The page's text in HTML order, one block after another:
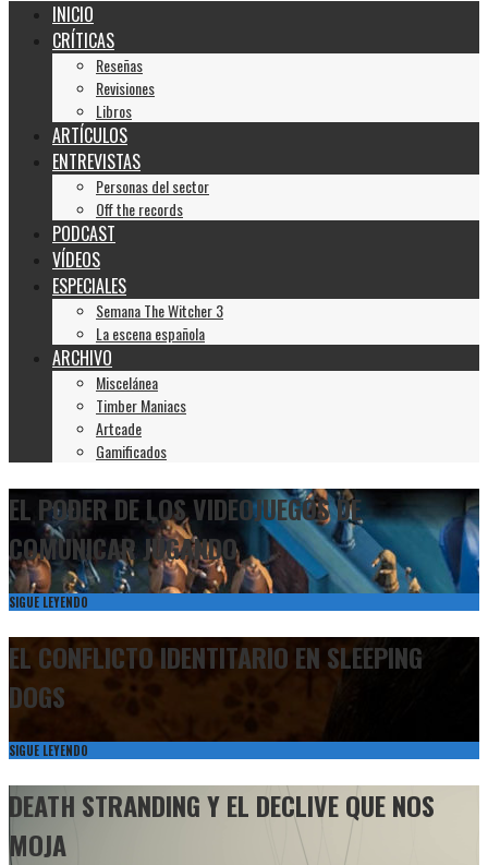
INICIO
CRÍTICAS
Reseñas
Revisiones
Libros
ARTÍCULOS
ENTREVISTAS
Personas del sector
Off the records
PODCAST
VÍDEOS
ESPECIALES
Semana The Witcher 3
La escena española
ARCHIVO
Miscelánea
Timber Maniacs
Artcade
Gamificados
EL PODER DE LOS VIDEOJUEGOS DE
COMUNICAR JUGANDO
SIGUE LEYENDO
EL CONFLICTO IDENTITARIO EN SLEEPING
DOGS
SIGUE LEYENDO
DEATH STRANDING Y EL DECLIVE QUE NOS
MOJA